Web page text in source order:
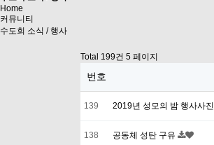
Home
커뮤니티
수도회 소식 / 행사
Total 199건 5 페이지
번호
139 2019년 성모의 밤 행사사진
138 공동체 성탄 구유